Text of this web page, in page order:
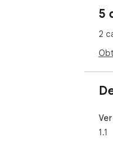
5
2
1.1